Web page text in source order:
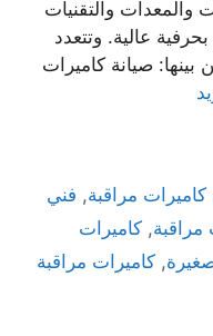
والمعدات والتقنيات
عالية. وتتعدد
بينها: صيانة كاميرات
مراقبة, فني
مراقبة, كاميرات
, كاميرات مراقبة